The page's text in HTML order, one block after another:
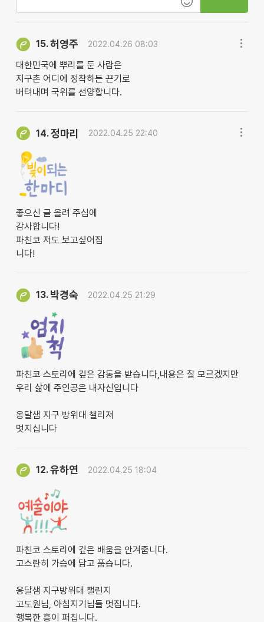
15.허영주 2022.04.26 08:03
대한민국에 뿌리를 둔 사람은
지구촌 어디에 정착하든 끈기로
버텨내며 국위를 선양합니다.
14.정마리 2022.04.25 22:40
좋으신 글 올려 주심에
감사합니다!
파친코 저도 보고싶어집
니다!
13. 박경숙 2022.04.25 21:29
파친코 스토리에 깊은 감동을 받습니다,내용은 잘 모르겠지만
우리 삶에 주인공은 내자신입니다
옹달샘 지구 방위대 챌리져
멋지십니다
12.유하연 2022.04.25 18:04
파친코 스토리에 깊은 배움을 안겨줍니다.
고스란히 가슴에 담고 품습니다.
옹달샘 지구방위대 챌린지
고도원님, 아침지기님들 멋집니다.
행복한 흥이 퍼집니다.